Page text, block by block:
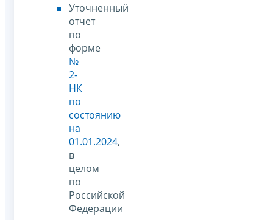
Уточненный
отчет
по
форме
№
2-
НК
по
состоянию
на
01.01.2024,
в
целом
по
Российской
Федерации